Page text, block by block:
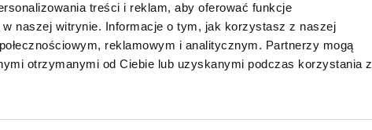
treści i reklam, aby oferować funkcje
w naszej witrynie. Informacje o tym, jak korzystasz z naszej
reklamowym i analitycznym. Partnerzy mogą
otrzymanymi od Ciebie lub uzyskanymi podczas korzystania z
serwisu
RSS
Kategorie
Kontakt
Zaloguj się